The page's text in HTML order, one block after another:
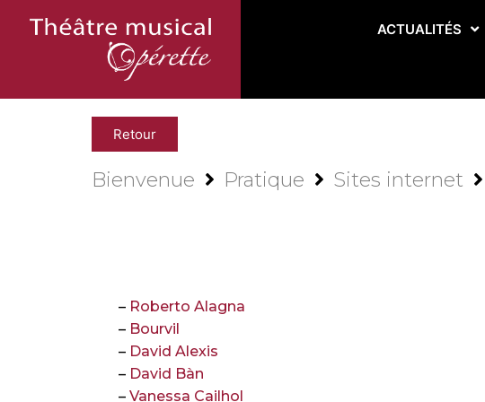
ACTUALITÉS
Retour
Bienvenue Pratique Sites internet
– Roberto Alagna
– Bourvil
– David Alexis
– David Bàn
– Vanessa Cailhol